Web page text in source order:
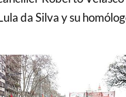
da Silva y su